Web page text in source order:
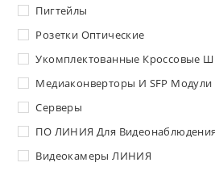
Пигтейлы
Розетки Оптические
Укомплектованные Кроссовые
Медиаконверторы И SFP Модули
Серверы
ПО ЛИНИЯ Для Видеонаблюдения
Видеокамеры ЛИНИЯ